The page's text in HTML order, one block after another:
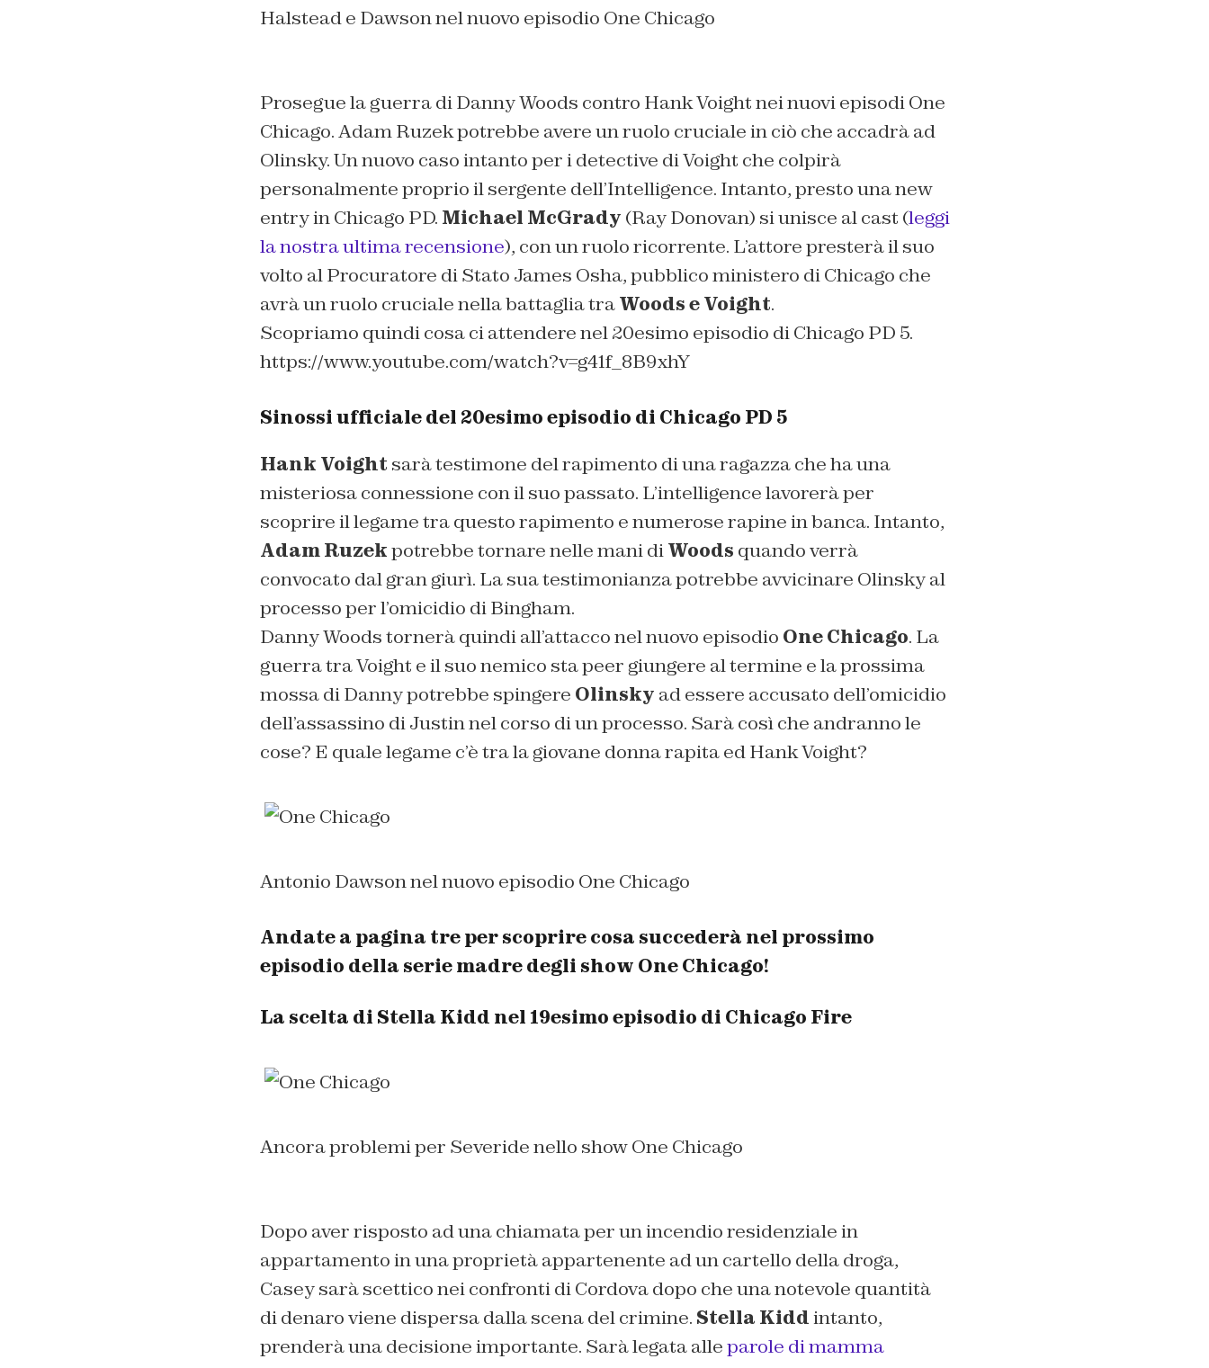
Halstead e Dawson nel nuovo episodio One Chicago
Prosegue la guerra di Danny Woods contro Hank Voight nei nuovi episodi One
Chicago. Adam Ruzek potrebbe avere un ruolo cruciale in ciò che accadrà ad
Olinsky. Un nuovo caso intanto per i detective di Voight che colpirà
personalmente proprio il sergente dell’Intelligence. Intanto, presto una new
entry in Chicago PD. Michael McGrady (Ray Donovan) si unisce al cast (leggi
la nostra ultima recensione), con un ruolo ricorrente. L’attore presterà il suo
volto al Procuratore di Stato James Osha, pubblico ministero di Chicago che
avrà un ruolo cruciale nella battaglia traWoods e Voight.
Scopriamo quindi cosa ci attendere nel 20esimo episodio di Chicago PD 5.
https://www.youtube.com/watch?v=g41f_8B9xhY
Sinossi ufficiale del 20esimo episodio di Chicago PD 5
Hank Voight sarà testimone del rapimento di una ragazza che ha una
misteriosa connessione con il suo passato. L’intelligence lavorerà per
scoprire il legame tra questo rapimento e numerose rapine in banca. Intanto,
Adam Ruzekpotrebbe tornare nelle mani diWoods quando verrà
convocato dal gran giurì. La sua testimonianza potrebbe avvicinare Olinsky al
processo per l’omicidio di Bingham.
Danny Woods tornerà quindi all’attacco nel nuovo episodio One Chicago. La
guerra tra Voight e il suo nemico sta peer giungere al termine e la prossima
mossa di Danny potrebbe spingere Olinsky ad essere accusato dell’omicidio
dell’assassino di Justin nel corso di un processo. Sarà così che andranno le
cose? E quale legame c’è tra la giovane donna rapita ed Hank Voight?
Antonio Dawson nel nuovo episodio One Chicago
Andate a pagina tre per scoprire cosa succederà nel prossimo
episodio della serie madre degli show One Chicago!
La scelta di Stella Kidd nel 19esimo episodio di Chicago Fire
Ancora problemi per Severide nello show One Chicago
Dopo aver risposto ad una chiamata per un incendio residenziale in
appartamento in una proprietà appartenente ad un cartello della droga,
Casey sarà scettico nei confronti di Cordova dopo che una notevole quantità
di denaro viene dispersa dalla scena del crimine. Stella Kiddintanto,
prenderà una decisione importante. Sarà legata alleparole di mamma